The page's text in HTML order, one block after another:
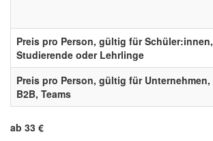
Preis pro Person, gültig für Schüler:innen,
Studierende oder Lehrlinge
Preis pro Person, gültig für Unternehmen,
B2B, Teams
ab 33 €